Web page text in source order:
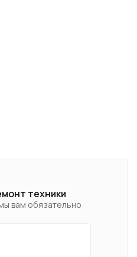
техники
вам обязательно